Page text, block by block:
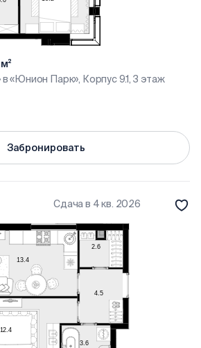
в «Юнион Парк», Корпус 9.1, 3 этаж
Забронировать
Сдача в 4 кв. 2026